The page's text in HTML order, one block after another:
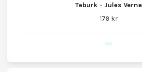
Teburk - Jules Verne
179 kr